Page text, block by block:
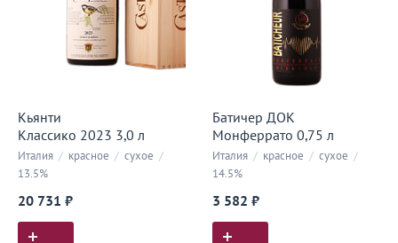
Кьянти
Классико 2023 3,0 л
Италия / красное / сухое /
13.5%
20 731 ₽
Батичер ДОК
Монферрато 0,75 л
Италия / красное / сухое /
14.5%
3 582 ₽